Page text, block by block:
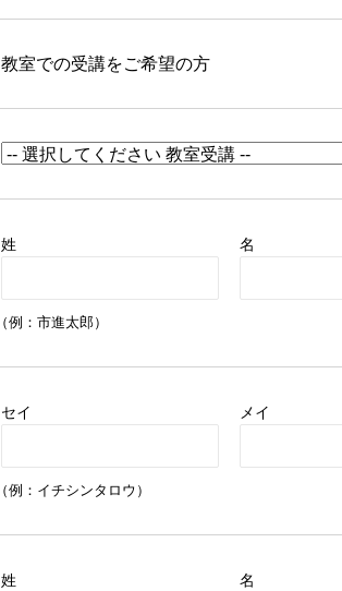
教室での受講をご希望の方
姓 名
（例：市進太郎）
セイ メイ
（例：イチシンタロウ）
姓 名